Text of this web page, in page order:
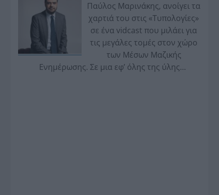
Παύλος Μαρινάκης, ανοίγει τα
χαρτιά του στις «Τυπολογίες»
σε ένα vidcast που μιλάει για
τις μεγάλες τομές στον χώρο
των Μέσων Μαζικής
Ενημέρωσης. Σε μια εφ’ όλης της ύλης